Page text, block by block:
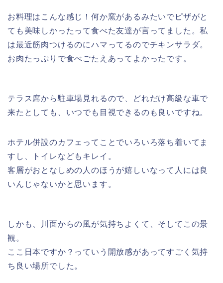
お料理はこんな感じ！何か窯があるみたいでピザがと
ても美味しかったって食べた友達が言ってました。私
は最近筋肉つけるのにハマってるのでチキンサラダ。
お肉たっぷりで食べごたえあってよかったです。
テラス席から駐車場見れるので、どれだけ高級な車で
来たとしても、いつでも目視できるのも良いですね。
ホテル併設のカフェってことでいろいろ落ち着いてま
すし、トイレなどもキレイ。
客層がおとなしめの人のほうが嬉しいなって人には良
いんじゃないかと思います。
しかも、川面からの風が気持ちよくて、そしてこの景
観。
ここ日本ですか？っていう開放感があってすごく気持
ち良い場所でした。